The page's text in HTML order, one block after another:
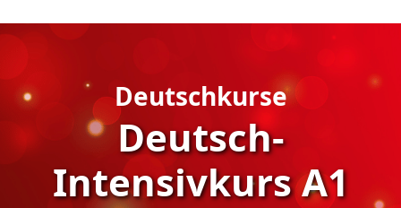
Deutschkurse
Deutsch-
Intensivkurs A1